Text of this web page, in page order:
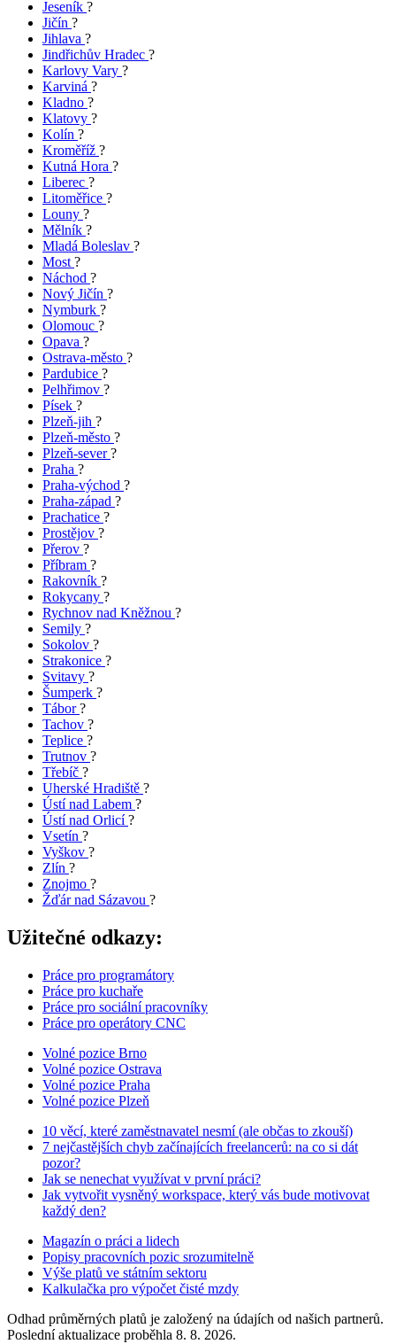
Jeseník ?
Jičín ?
Jihlava ?
Jindřichův Hradec ?
Karlovy Vary ?
Karviná ?
Kladno ?
Klatovy ?
Kolín ?
Kroměříž ?
Kutná Hora ?
Liberec ?
Litoměřice ?
Louny ?
Mělník ?
Mladá Boleslav ?
Most ?
Náchod ?
Nový Jičín ?
Nymburk ?
Olomouc ?
Opava ?
Ostrava-město ?
Pardubice ?
Pelhřimov ?
Písek ?
Plzeň-jih ?
Plzeň-město ?
Plzeň-sever?
Praha ?
Praha-východ ?
Praha-západ ?
Prachatice ?
Prostějov ?
Přerov ?
Příbram ?
Rakovník ?
Rokycany ?
Rychnov nad Kněžnou ?
Semily ?
Sokolov ?
Strakonice ?
Svitavy ?
Šumperk ?
Tábor?
Tachov ?
Teplice ?
Trutnov ?
Třebíč ?
Uherské Hradiště ?
Ústí nad Labem ?
Ústí nad Orlicí?
Vsetín ?
Vyškov ?
Zlín ?
Znojmo ?
Žďár nad Sázavou ?
Užitečné odkazy:
Práce pro programátory
Práce pro kuchaře
Práce pro sociální pracovníky
Práce pro operátory CNC
Volné pozice Brno
Volné pozice Ostrava
Volné pozice Praha
Volné pozice Plzeň
10 věcí, které zaměstnavatel nesmí (ale občas to zkouší)
7 nejčastějších chyb začínajících freelancerů: na co si dát
pozor?
Jak se nenechat využívat v první práci?
Jak vytvořit vysněný workspace, který vás bude motivovat
každý den?
Magazín o práci a lidech
Popisy pracovních pozic srozumitelně
Výše platů ve státním sektoru
Kalkulačka pro výpočet čisté mzdy
Odhad průměrných platů je založený na údajích od našich partnerů.
Poslední aktualizace proběhla 8. 8. 2026.